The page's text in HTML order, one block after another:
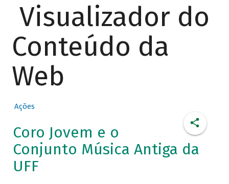
Visualizador do
Conteúdo da
Web
Ações
Coro Jovem e o
Conjunto Música Antiga da
UFF